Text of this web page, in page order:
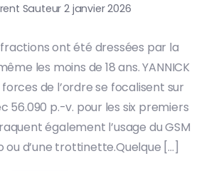
Sauteur 2 janvier 2026
ont été dressées par la
les moins de 18 ans. YANNICK
forces de l’ordre se focalisent sur
56.090 p.-v. pour les six premiers
également l’usage du GSM
ou d’une trottinette.Quelque […]